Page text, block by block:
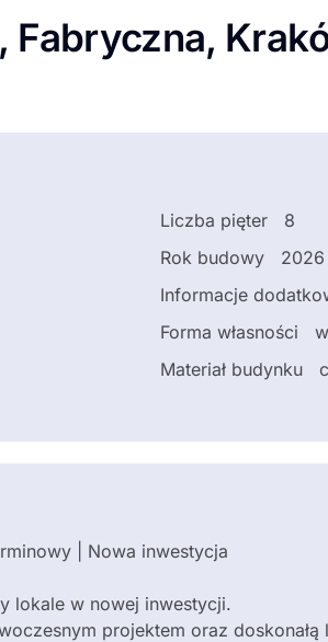
Fabryczna,
Liczba pięter
8
Rok budowy
2026
Informacje
Forma własności
Materiał budynku
| Nowa inwestycja
lokale w nowej inwestycji.
projektem oraz doskonałą